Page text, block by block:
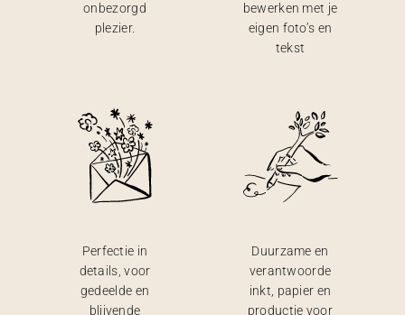
onbezorgd
plezier.
bewerken met je
eigen foto’s en
tekst
Perfectie in
details, voor
gedeelde en
blijvende
Duurzame en
verantwoorde
inkt, papier en
productie voor